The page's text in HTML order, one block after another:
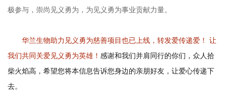
极参与，崇尚见义勇为，为见义勇为事业贡献力量。
华兰生物助力见义勇为慈善项目也已上线，转发爱传递爱！ 让
我们共同关爱见义勇为英雄！ 感谢和我们并肩同行的你们，众人拾
柴火焰高，希望您将本信息告诉您身边的亲朋好友，让爱心传递下
去。